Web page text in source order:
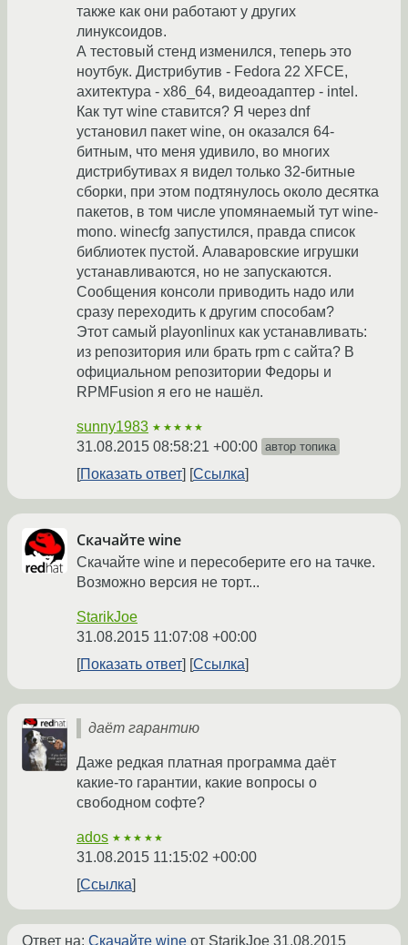
также как они работают у других
линуксоидов.
А тестовый стенд изменился, теперь это
ноутбук. Дистрибутив - Fedora 22 XFCE,
ахитектура - x86_64, видеоадаптер - intel.
Как тут wine ставится? Я через dnf
установил пакет wine, он оказался 64-
битным, что меня удивило, во многих
дистрибутивах я видел только 32-битные
сборки, при этом подтянулось около десятка
пакетов, в том числе упомянаемый тут wine-
mono. winecfg запустился, правда список
библиотек пустой. Алаваровские игрушки
устанавливаются, но не запускаются.
Сообщения консоли приводить надо или
сразу переходить к другим способам?
Этот самый playonlinux как устанавливать:
из репозитория или брать rpm с сайта? В
официальном репозитории Федоры и
RPMFusion я его не нашёл.
sunny1983 ★★★★★
31.08.2015 08:58:21 +00:00 автор топика
Показать ответ Ссылка
Скачайте wine
Скачайте wine и пересоберите его на тачке.
Возможно версия не торт...
StarikJoe
31.08.2015 11:07:08 +00:00
Показать ответ
Ссылка
даёт гарантию
Даже редкая платная программа даёт
какие-то гарантии, какие вопросы о
свободном софте?
ados ★★★★★
31.08.2015 11:15:02 +00:00
Ссылка
Ответ на: Скачайте wine от StarikJoe 31.08.2015